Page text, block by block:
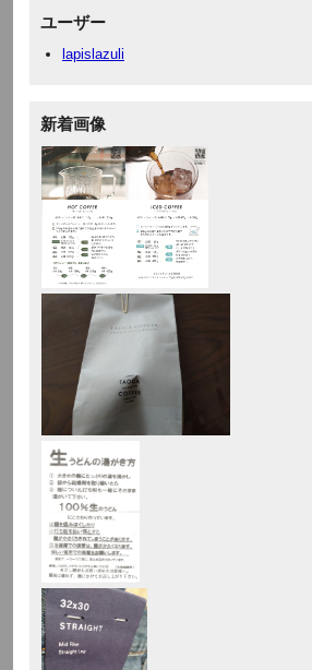
ユーザー
lapislazuli
新着画像